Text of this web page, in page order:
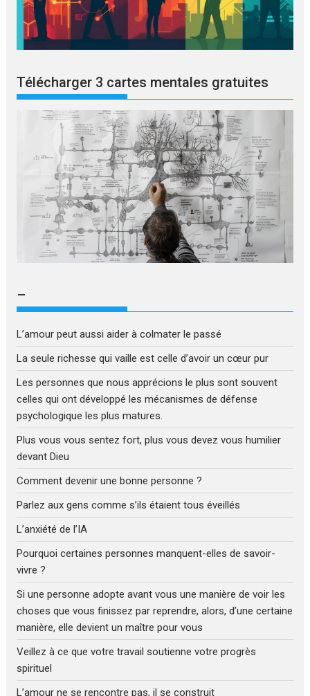
Télécharger 3 cartes mentales gratuites
–
L’amour peut aussi aider à colmater le passé
La seule richesse qui vaille est celle d’avoir un cœur pur
Les personnes que nous apprécions le plus sont souvent
celles qui ont développé les mécanismes de défense
psychologique les plus matures.
Plus vous vous sentez fort, plus vous devez vous humilier
devant Dieu
Comment devenir une bonne personne ?
Parlez aux gens comme s’ils étaient tous éveillés
L’anxiété de l’IA
Pourquoi certaines personnes manquent-elles de savoir-
vivre ?
Si une personne adopte avant vous une manière de voir les
choses que vous finissez par reprendre, alors, d’une certaine
manière, elle devient un maître pour vous
Veillez à ce que votre travail soutienne votre progrès
spirituel
L’amour ne se rencontre pas, il se construit